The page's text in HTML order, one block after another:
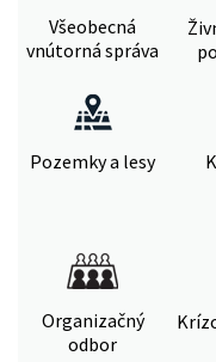
Všeobecná
vnútorná správa
Pozemky a lesy
Organizačný
odbor